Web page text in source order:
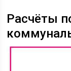
Расчёты